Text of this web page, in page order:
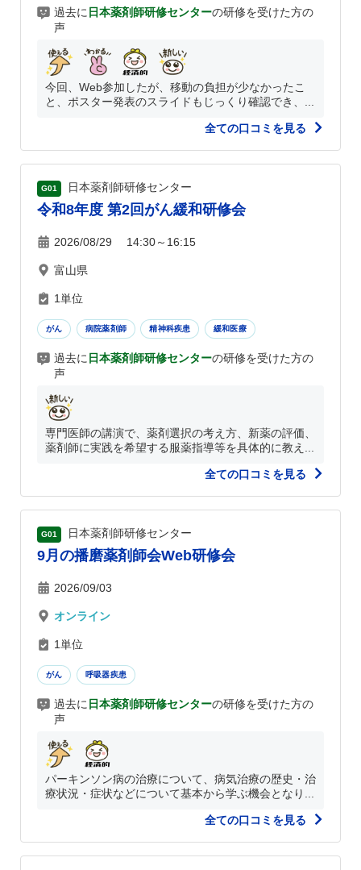
過去に 日本薬剤師研修センターの研修を受けた方の
声
今回、Web参加したが、移動の負担が少なかったこ
と、ポスター発表のスライドもじっくり確認でき、...
全ての口コミを見る
G01 日本薬剤師研修センター
令和8年度 第2回がん緩和研修会
2026/08/29 14:30～16:15
富山県
1単位
がん 病院薬剤師 精神科疾患 緩和医療
過去に 日本薬剤師研修センターの研修を受けた方の
声
専門医師の講演で、薬剤選択の考え方、新薬の評価、
薬剤師に実践を希望する服薬指導等を具体的に教え...
全ての口コミを見る
G01 日本薬剤師研修センター
9月の播磨薬剤師会Web研修会
2026/09/03
オンライン
1単位
がん 呼吸器疾患
過去に 日本薬剤師研修センターの研修を受けた方の
声
パーキンソン病の治療について、病気治療の歴史・治
療状況・症状などについて基本から学ぶ機会となり...
全ての口コミを見る